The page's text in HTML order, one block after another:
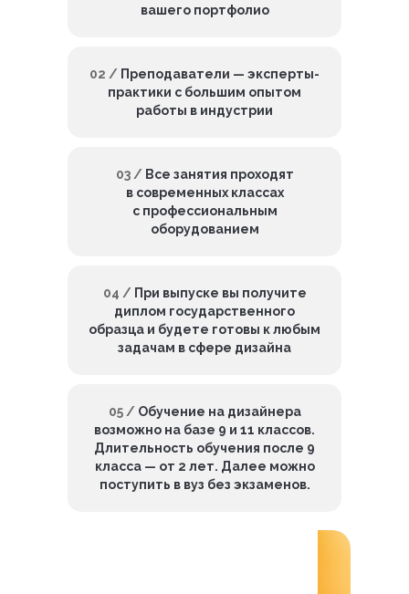
вашего портфолио
02 / Преподаватели — эксперты-
практики с большим опытом
работы в индустрии
03 / Все занятия проходят
в современных классах
с профессиональным
оборудованием
04 / При выпуске вы получите
диплом государственного
образца и будете готовы к любым
задачам в сфере дизайна
05 / Обучение на дизайнера
возможно на базе 9 и 11 классов.
Длительность обучения после 9
класса — от 2 лет. Далее можно
поступить в вуз без экзаменов.